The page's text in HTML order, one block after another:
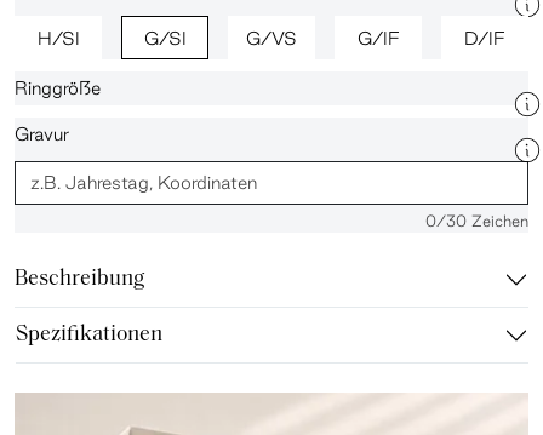
H/SI G/SI G/VS G/IF D/IF
Ringgröße
Gravur
0/30 Zeichen
Beschreibung
Spezifikationen